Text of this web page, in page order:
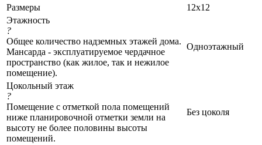
Размеры
12x12
Этажность
?
Общее количество надземных этажей дома.
Мансарда - эксплуатируемое чердачное
пространство (как жилое, так и нежилое
помещение).
Одноэтажный
Цокольный этаж
?
Помещение с отметкой пола помещений
ниже планировочной отметки земли на
высоту не более половины высоты
помещений.
Без цоколя